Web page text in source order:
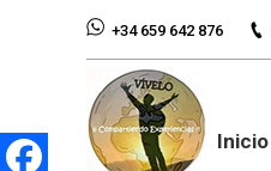
+34 659 642 876
Inicio